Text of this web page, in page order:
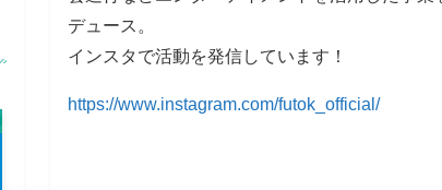
デュース。
インスタで活動を発信しています！
https://www.instagram.com/futok_official/